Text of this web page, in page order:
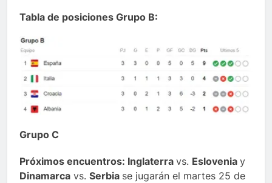
Tabla de posiciones Grupo B:
Grupo C
Próximos encuentros: Inglaterra vs. Eslovenia y
Dinamarca vs. Serbia se jugarán el martes 25 de